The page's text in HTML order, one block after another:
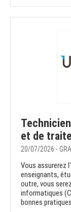
et de
20/07/2026 -
Vous assurerez
enseignants,
outre, vous
informatiques
bonnes